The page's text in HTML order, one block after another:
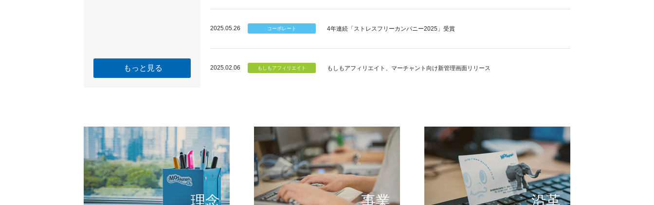
もっと見る
2025.05.26 4年連続「ストレスフリーカンパニー2025」受賞
2025.02.06 もしもアフィリエイト、マーチャント向け新管理画面リリース
理念
個のチカラ
もしもが描く未来の形とは
事業
可能性の実現に向けて
提供するサービスの仕組み
沿革